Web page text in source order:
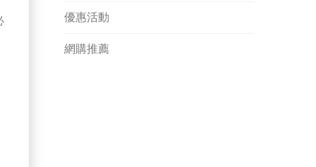
優惠活動
網購推薦